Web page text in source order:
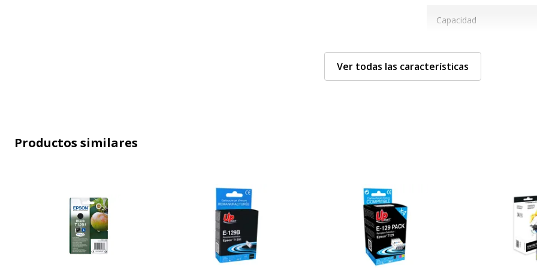
Capacidad
Color
Ciclo de servicio
Características generales
Características generales
Categoría de accesorio Consumibles para impresión
Datos de identificación
Datos de identificación
Código de barras
Ver todas las características
Productos similares